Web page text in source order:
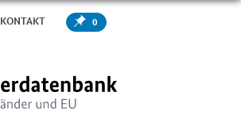
KONTAKT 0